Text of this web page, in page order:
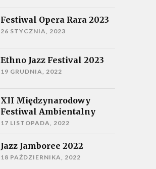
Festiwal Opera Rara 2023
26 STYCZNIA, 2023
Ethno Jazz Festival 2023
19 GRUDNIA, 2022
XII Międzynarodowy
Festiwal Ambientalny
17 LISTOPADA, 2022
Jazz Jamboree 2022
18 PAŹDZIERNIKA, 2022